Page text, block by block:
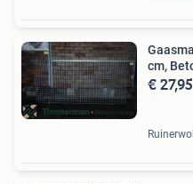
cm,
€ 27,95